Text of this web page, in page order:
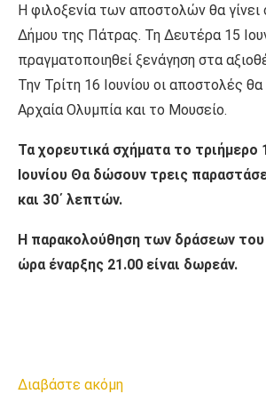
Η φιλοξενία των αποστολών θα
Δήμου της Πάτρας. Τη Δευτέρα 15
πραγματοποιηθεί ξενάγηση στα
Την Τρίτη 16 Ιουνίου οι αποστολές
Αρχαία Ολυμπία και το Μουσείο.
Τα χορευτικά σχήματα το τριήμερο
Ιουνίου Θα δώσουν τρεις
και 30΄ λεπτών.
Η παρακολούθηση των δράσεων του
ώρα έναρξης 21.00 είναι δωρεάν.
Διαβάστε ακόμη